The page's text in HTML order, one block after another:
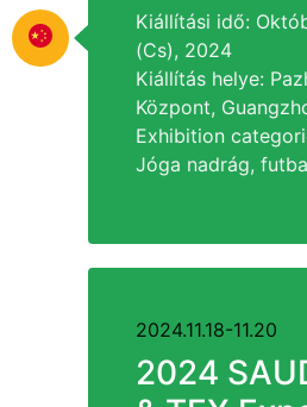
Kiállítási idő:
(Cs), 2024
Kiállítás helye:
Központ,
Exhibition
Jóga nadrág,
2024.11.18-11.20
2024